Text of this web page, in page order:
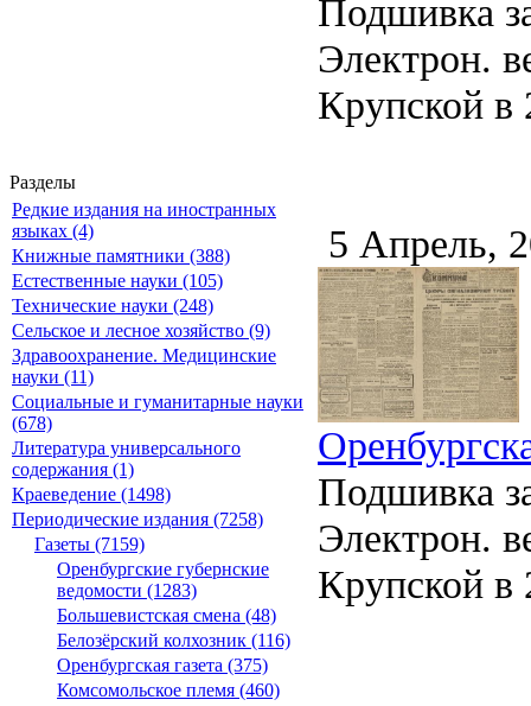
Разделы
Редкие издания на иностранных
языках (4)
Книжные памятники (388)
Естественные науки (105)
Технические науки (248)
Сельское и лесное хозяйство (9)
Здравоохранение. Медицинские
науки (11)
Социальные и гуманитарные науки
(678)
Литература универсального
содержания (1)
Краеведение (1498)
Периодические издания (7258)
Газеты (7159)
Оренбургские губернские
ведомости (1283)
Большевистская смена (48)
Белозёрский колхозник (116)
Оренбургская газета (375)
Комсомольское племя (460)
Подшивка
Электрон.
Крупской в
5 Апрель,
Подшивка
Электрон.
Крупской в